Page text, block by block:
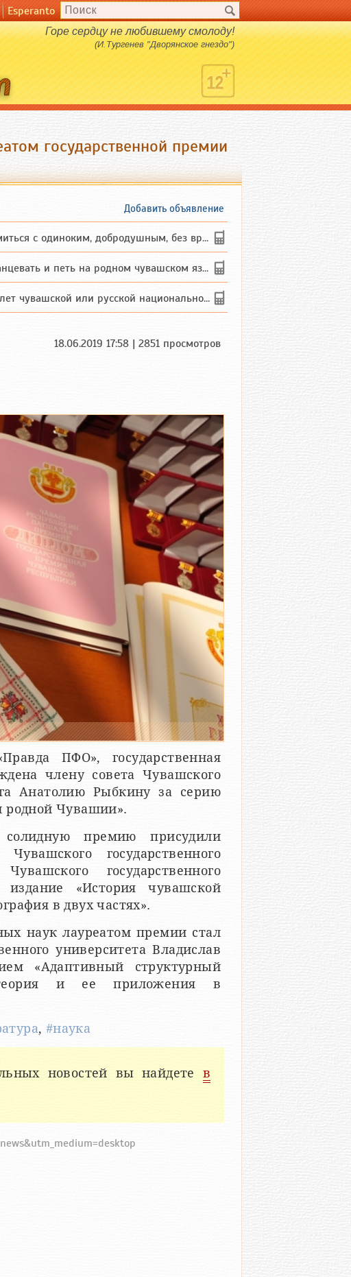
Esperanto
Горе сердцу не любившему смолоду!
(И.Тургенев "Дворянское гнездо")
государственной премии
Добавить объявление
с одиноким, добродушным, без вредных ...
и петь на родном чувашском языке
или русской национальности дл...
18.06.2019 17:58 | 2851 просмотров
ПФО», государственная
члену совета Чувашского
Анатолию Рыбкину за серию
родной Чувашии».
премию присудили
государственного
государственного
«История чувашской
в двух частях».
наук лауреатом премии стал
университета Владислав
«Адаптивный структурный
теория и ее приложения в
, #наука
новостей вы найдете в